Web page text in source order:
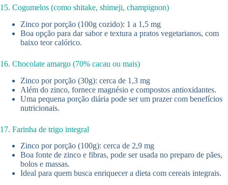
15. Cogumelos (como shitake, shimeji, champignon)
Zinco por porção (100g cozido): 1 a 1,5 mg
Boa opção para dar sabor e textura a pratos vegetarianos, com
baixo teor calórico.
16. Chocolate amargo (70% cacau ou mais)
Zinco por porção (30g): cerca de 1,3 mg
Além do zinco, fornece magnésio e compostos antioxidantes.
Uma pequena porção diária pode ser um prazer com benefícios
nutricionais.
17. Farinha de trigo integral
Zinco por porção (100g): cerca de 2,9 mg
Boa fonte de zinco e fibras, pode ser usada no preparo de pães,
bolos e massas.
Ideal para quem busca enriquecer a dieta com cereais integrais.